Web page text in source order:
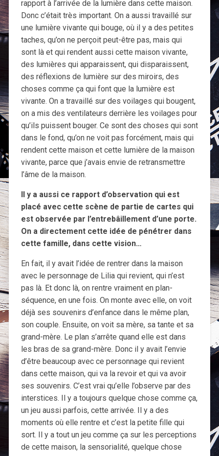
rapport à l’arrivée de la lumière dans cette maison.
Donc c’était très important. On a aussi travaillé sur
une lumière vivante qui bouge, où il y a des petites
taches, qu’on ne perçoit peut-être pas, mais qui
sont là et qui rendent aussi cette maison vivante,
des lumières qui apparaissent, qui disparaissent,
des réflexions de lumière sur des miroirs, des
choses comme ça qui font que la lumière est
vivante. On a travaillé sur des voilages qui bougent,
on a mis des ventilateurs derrière les voilages pour
qu’ils puissent bouger. Ce sont des choses qui sont
dans le fond, qu’on ne voit pas forcément, mais qui
rendent cette maison et cette lumière de la maison
vivante, parce que j’avais envie de retransmettre
l’âme de la maison.
Il y a aussi ce rapport d’observation qui est
placé avec cette scène de partie de cartes qui
est observée par l’entrebâillement d’une porte.
On a directement cette idée de pénétrer dans
cette famille, dans cette vision…
En fait, il y avait l’idée de rentrer dans la maison
avec le personnage de Lilia qui revient, qui n’est
pas là. Et donc là, on rentre vraiment en plan-
séquence, en une fois. On monte avec elle, on voit
déjà ses souvenirs d’enfance dans le même plan,
son couple. Ensuite, on voit sa mère, sa tante et sa
grand-mère. Le plan s’arrête quand elle est dans
les bras de sa grand-mère. Donc il y avait l’envie
d’être beaucoup avec ce personnage qui revient
dans cette maison, qui va la revoir et qui va avoir
ses souvenirs. C’est vrai qu’elle l’observe par des
interstices. Il y a toujours quelque chose comme ça,
un jeu aussi parfois, cette arrivée. Il y a des
moments où elle rentre et c’est la petite fille qui
sort. Il y a tout un jeu comme ça sur les perceptions
de cette maison, la sensorialité, quelque chose